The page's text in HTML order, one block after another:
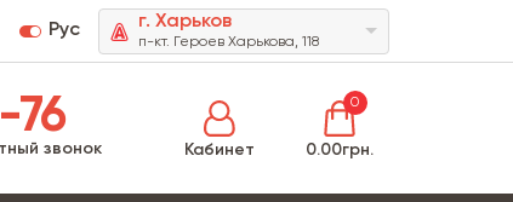
Рус г. Харьков
п-кт. Героев Харькова, 118
76
звонок Кабинет
0
0.00грн.